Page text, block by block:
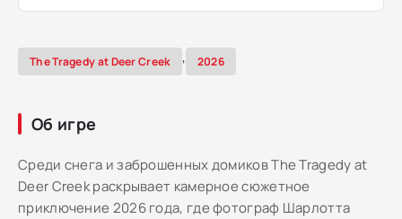
The Tragedy at Deer Creek , 2026
Об игре
Среди снега и заброшенных домиков The Tragedy at
Deer Creek раскрывает камерное сюжетное
приключение 2026 года, где фотограф Шарлотта